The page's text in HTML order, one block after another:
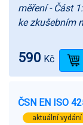
měření - Část
ke zkušebním
590 Kč
ČSN EN ISO
aktuální vydání